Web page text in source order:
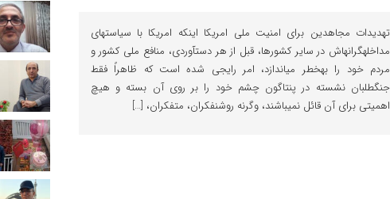
تهدیدات مجاهدین برای امنیت ملی امریکا این‎که امریکا با سیاست‎های
مداخله‎گرانه‎اش در سایر کشورها، قبل از هر دست‎آوردی، منافع ملی کشور و
مردم خود را به‎خطر می‎اندازد، امر رایجی شده است که ظاهراً فقط
جنگ‎طلبان نشسته در پنتاگون چشم خود را بر روی آن بسته و هیچ
اهمیتی برای آن قائل نمی‎باشند، وگرنه روشنفکران، متفکران، […]